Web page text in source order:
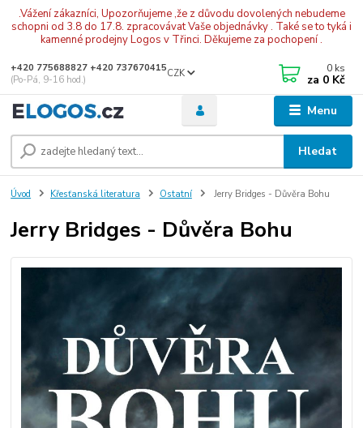
.Vážení zákazníci, Upozorňujeme ,že z důvodu dovolených nebudeme
schopni od 3.8 do 17.8. zpracovávat Vaše objednávky . Také se to tyká i
kamenné prodejny Logos v Třinci. Děkujeme za pochopení .
Menu
CZK
Hledat
+420 775688827 +420 737670415
(Po-Pá, 9-16 hod.)
0 ks
za 0 Kč
Úvod Křesťanská literatura Ostatní Jerry Bridges - Důvěra Bohu
Jerry Bridges - Důvěra Bohu